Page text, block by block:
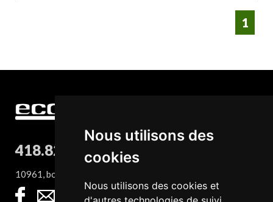
Nous utilisons des
cookies
Nous utilisons des cookies et
1
418.827.8932
10961, boul. Sainte-Anne, QC G0A 1E0